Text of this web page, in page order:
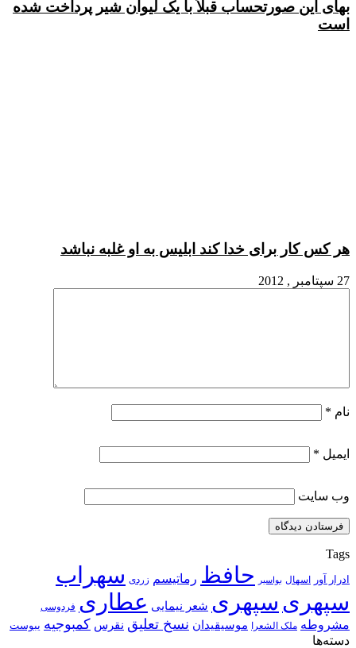
بهای این صورتحساب قبلاً با یک لیوان شیر پرداخت شده
است
هر کس کار برای خدا کند ابلیس به او غلبه نباشد
27 سپتامبر , 2012
نام *
ایمیل *
وب‌ سایت
Tags
ادرار آور اسهال بواسیر حافظ رماتیسم زردی سهراب
سپهری سپهری شعر نیمایی عطاری فردوسی
مشروطه ملک الشعرا موسیقیدان نسخ تعلیق نقرس کمبوجیه یبوست
دسته‌ها